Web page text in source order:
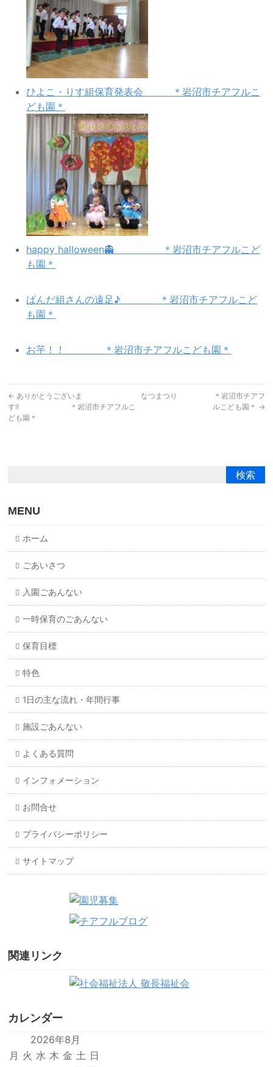
ひよこ・りす組保育発表会 ＊岩沼市チアフルこ
ども園＊
happy halloween👻 ＊岩沼市チアフルこど
も園＊
ぱんだ組さんの遠足♪ ＊岩沼市チアフルこど
も園＊
お芋！！ ＊岩沼市チアフルこども園＊
← ありがとうございま
す!! ＊岩沼市チアフルこ
ども園＊
なつまつり ＊岩沼市チアフ
ルこども園＊ →
MENU
ホーム
ごあいさつ
入園ごあんない
一時保育のごあんない
保育目標
特色
1日の主な流れ・年間行事
施設ごあんない
よくある質問
インフォメーション
お問合せ
プライバシーポリシー
サイトマップ
関連リンク
カレンダー
2026年8月
月 火 水 木 金 土 日